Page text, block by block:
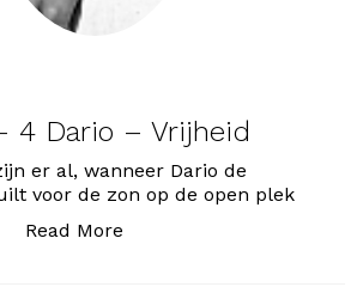
4 Dario – Vrijheid
er al, wanneer Dario de
voor de zon op de open plek
Read More